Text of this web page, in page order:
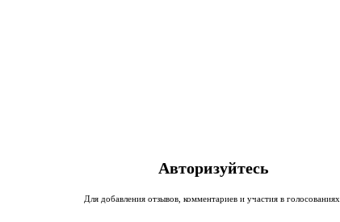
Авторизуйтесь
Для добавления отзывов, комментариев и участия в голосованиях.